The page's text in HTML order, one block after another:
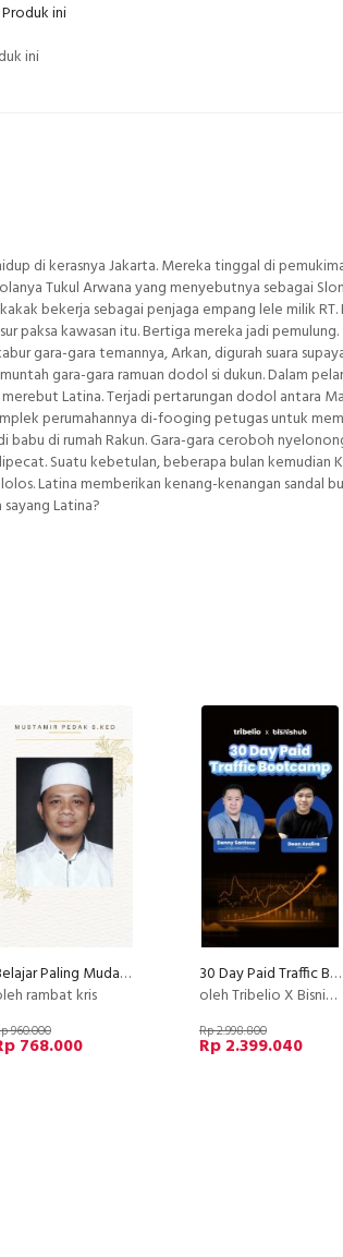
ini
ini
di kerasnya Jakarta. Mereka tinggal di
Tukul Arwana yang menyebutnya sebagai
bekerja sebagai penjaga empang lele milik RT.
kawasan itu. Bertiga mereka jadi
gara-gara temannya, Arkan, digurah suara
gara-gara ramuan dodol si dukun. Dalam
Latina. Terjadi pertarungan dodol antara
perumahannya di-fooging petugas untuk
di rumah Rakun. Gara-gara ceroboh
Suatu kebetulan, beberapa bulan kemudian
Latina memberikan kenang-kenangan sandal
Latina?
Belajar Paling Mudah PIJAT REFLEKSI By Mustamir Pedak, S.Ked.
rambat kris
960.000
768.000
30 Day Paid Traffic Bootcamp
oleh Tribelio X Bisnishub
Rp 2.998.800
Rp 2.399.040